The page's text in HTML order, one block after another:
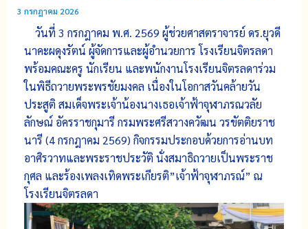
3 กรกฎาคม 2026
วันที่ 3 กรกฎาคม พ.ศ. 2569 ผู้ช่วยศาสตราจารย์ ดร.ยุวดี
นาคะผดุงรัตน์ ผู้จัดการและผู้อำนวยการ โรงเรียนจิตรลดา
พร้อมคณะครู นักเรียน และพนักงานโรงเรียนจิตรลดาร่วม
ในพิธีถวายพระพรชัยมงคล เนื่องในโอกาสวันคล้ายวัน
ประสูติ สมเด็จพระเจ้าน้องนางเธอเจ้าฟ้าจุฬาภรณวลัย
ลักษณ์ อัครราชกุมารี กรมพระศรีสวางควัฒน วรขัตติยราช
นารี (4 กรกฎาคม 2569) กิจกรรมประกอบด้วยการอ่านบท
อาศิรวาทและพระราชประวัติ นั่งสมาธิถวายเป็นพระราช
กุศล และร้องเพลงเทิดพระเกียรติ”เจ้าฟ้าจุฬาภรณ์” ณ
โรงเรียนจิตรลดา